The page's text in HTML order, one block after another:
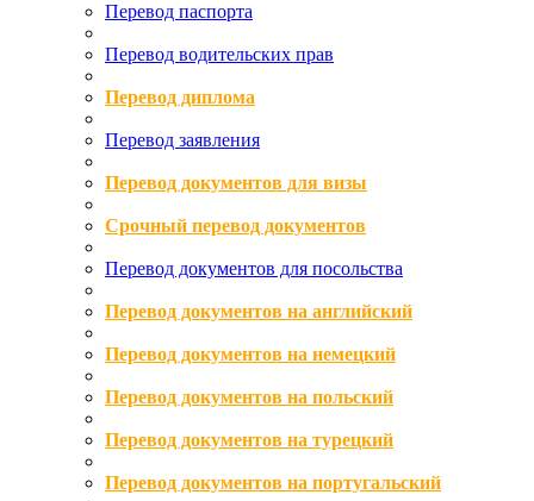
Перевод паспорта
Перевод водительских прав
Перевод диплома
Перевод заявления
Перевод документов для визы
Срочный перевод документов
Перевод документов для посольства
Перевод документов на английский
Перевод документов на немецкий
Перевод документов на польский
Перевод документов на турецкий
Перевод документов на португальский